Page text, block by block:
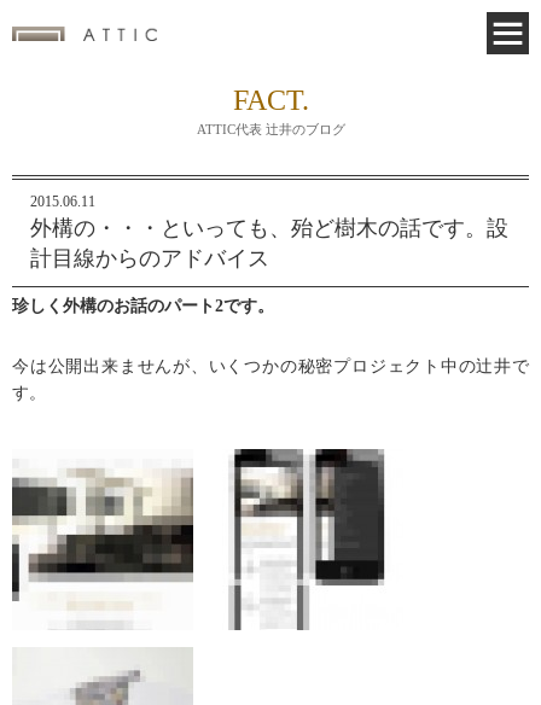
FACT.
ATTIC代表 辻井のブログ
2015.06.11
外構の・・・といっても、殆ど樹木の話です。設
計目線からのアドバイス
珍しく外構のお話のパート2です。
今は公開出来ませんが、いくつかの秘密プロジェクト中の辻井で
す。